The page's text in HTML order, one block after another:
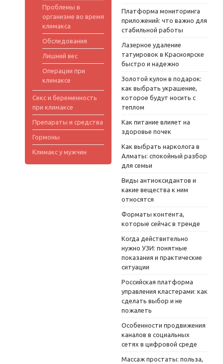
Проблемы в
организме во время
климакса
Обследования
Лишний вес
Операции при
климаксе
Секс и беременность
при климаксе
Препараты и средства
Гормоны
Климакс у мужчин
Платформа мониторинга
приложений: что важно для
стабильной работы
Лазерное удаление
татуировок в Красноярске
быстро и надежно
Золотой кулон в подарок:
как выбрать украшение,
которое будут носить с
теплом
Как питание влияет на
здоровье почек
Как выбрать нарколога в
Алматы: спокойный разбор
для семьи
Виды антиоксидантов и
какие вещества к ним
относятся
Форматы контента,
которые сейчас в тренде
Когда действительно
нужно УЗИ: понятные
показания и практические
ситуации
Российская платформа
управления кластерами: как
сделать выбор и не
пожалеть
Особенности продвижения
каналов в социальных
сетях в цифровой среде
Массаж простаты: польза,